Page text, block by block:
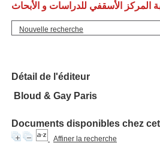
المركز الأسقفي للدراسات و الأبحاث
Nouvelle recherche
Détail de l'éditeur
Bloud & Gay Paris
Documents disponibles chez
Affiner la recherche